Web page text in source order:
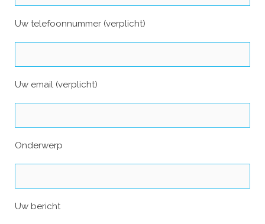
Uw telefoonnummer (verplicht)
Uw email (verplicht)
Onderwerp
Uw bericht